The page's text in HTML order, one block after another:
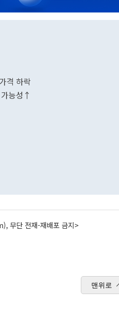
격 하락
능성↑
무단 전재-재배포 금지>
맨위로